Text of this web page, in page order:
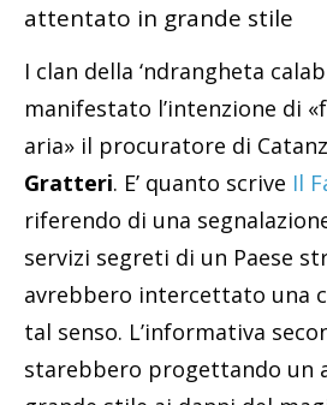
attentato in grande stile
I clan della ‘ndrangheta
manifestato l’intenzione di
aria» il procuratore di
Gratteri. E’ quanto scrive Il
riferendo di una
servizi segreti di un Paese
avrebbero intercettato una
tal senso. L’informativa
starebbero progettando un